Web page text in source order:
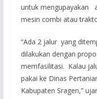
untuk mengupayakan
mesin combi atau
“Ada 2 jalur yang
dilakukan dengan
memfasilitasi. Kalau
pakai ke Dinas
Kabupaten Sragen,”